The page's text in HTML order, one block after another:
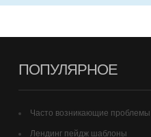
ПОПУЛЯРНОЕ
Часто возникающие проблемы
Лендинг пейдж шаблоны